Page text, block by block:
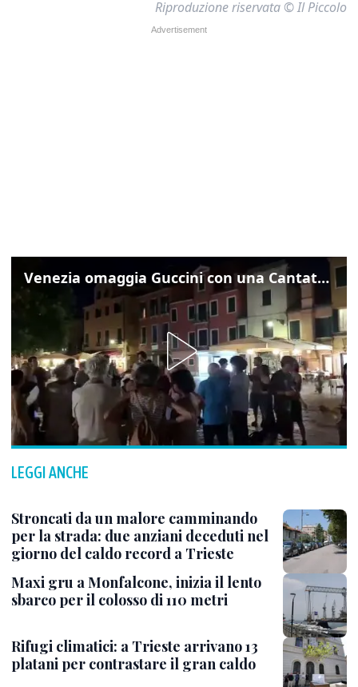
Riproduzione riservata © Il Piccolo
Venezia omaggia Guccini con una Cantata Anarchica in campo Santa Margherita
LEGGI ANCHE
Stroncati da un malore camminando
per la strada: due anziani deceduti nel
giorno del caldo record a Trieste
Maxi gru a Monfalcone, inizia il lento
sbarco per il colosso di 110 metri
Rifugi climatici: a Trieste arrivano 13
platani per contrastare il gran caldo